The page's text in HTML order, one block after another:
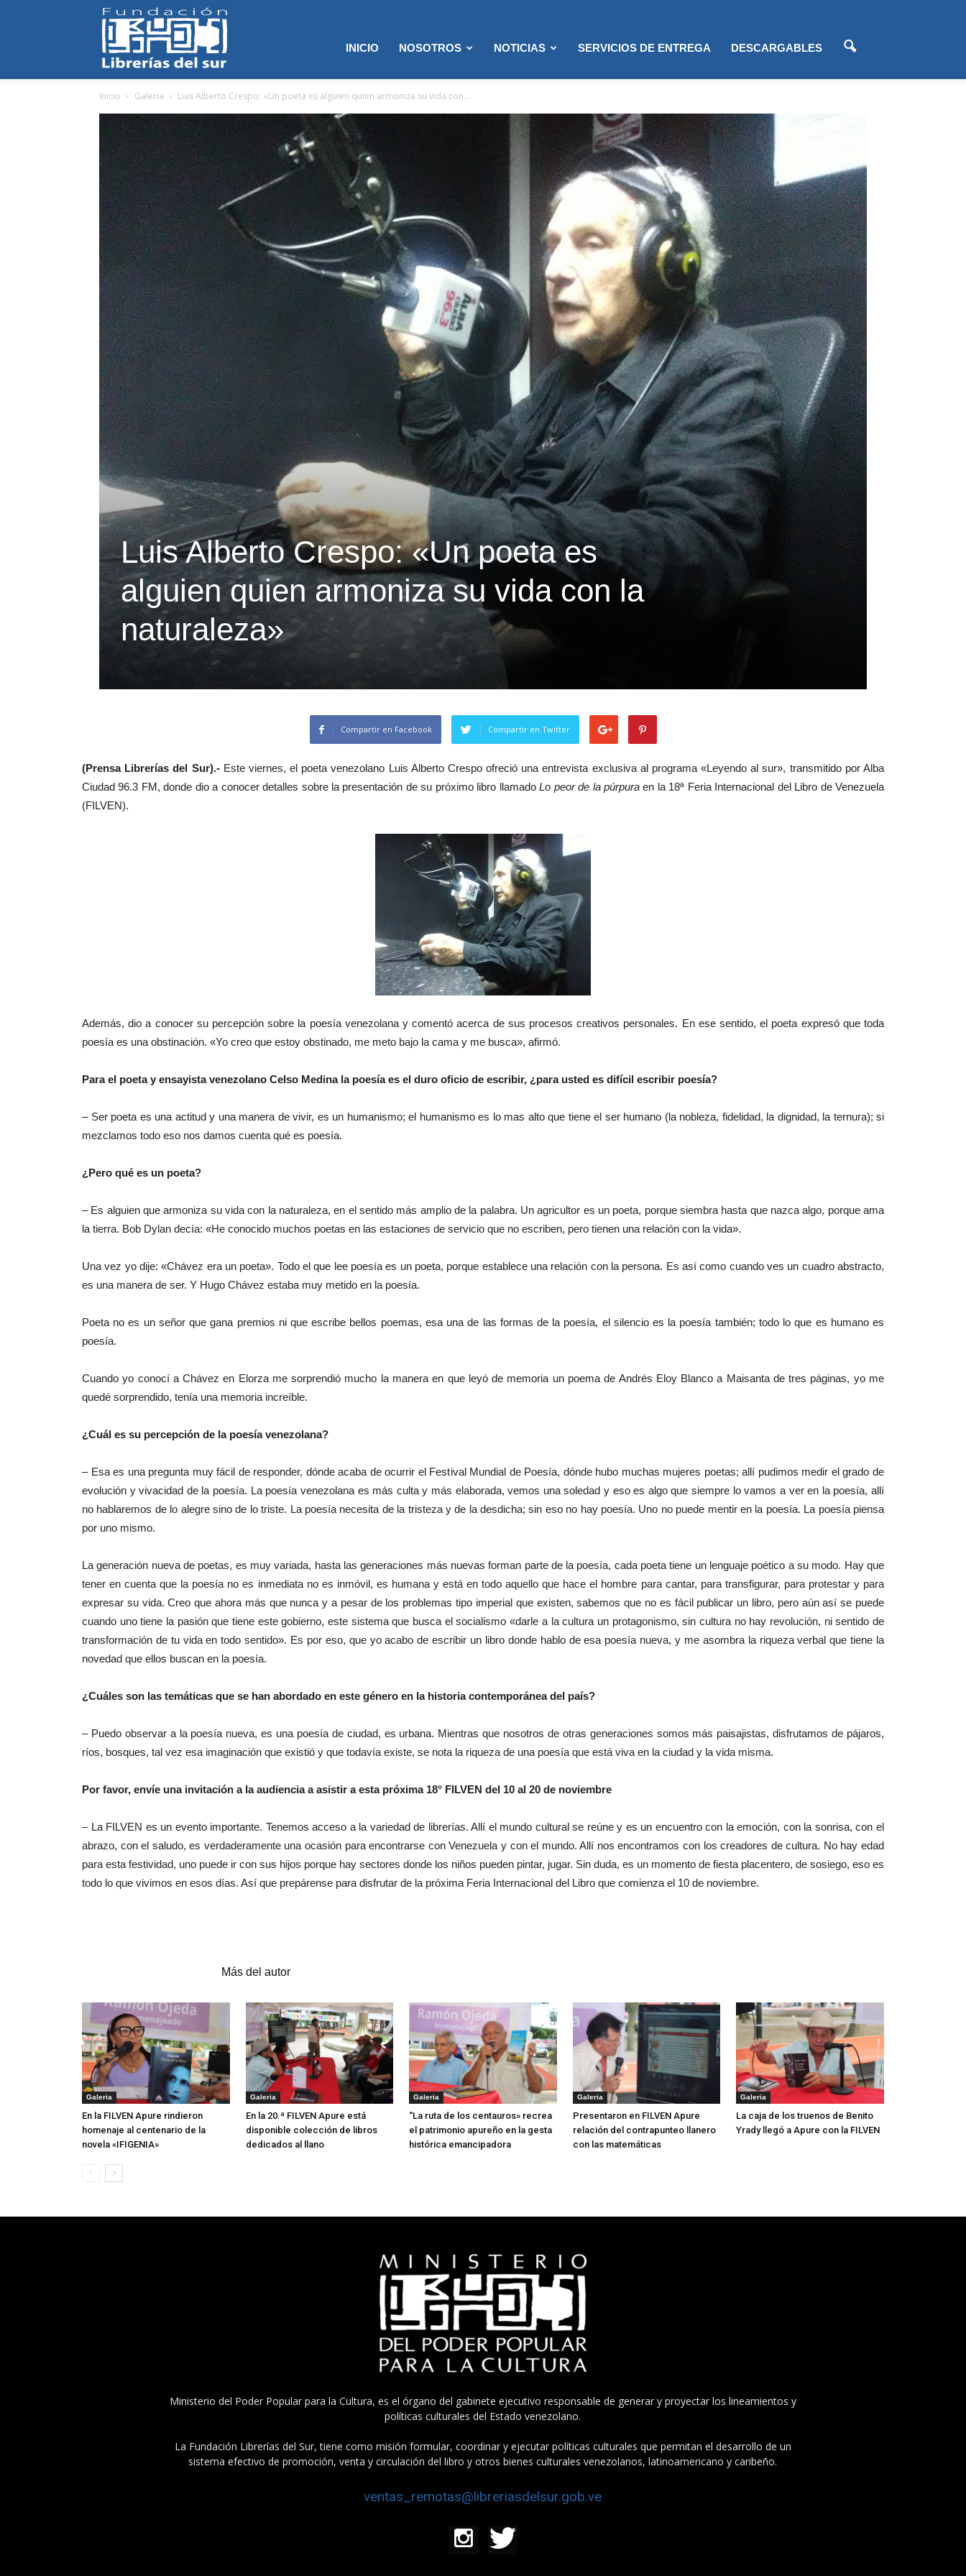
Librerías
del
Sur
INICIO NOSOTROS NOTICIAS SERVICIOS DE ENTREGA DESCARGABLES
Inicio Galeria Luis Alberto Crespo: «Un poeta es alguien quien armoniza su vida con...
Luis Alberto Crespo: «Un poeta es
alguien quien armoniza su vida con la
naturaleza»
Compartir en Facebook Compartir en Twitter
(Prensa Librerías del Sur).- Este viernes, el poeta venezolano Luis Alberto Crespo ofreció una entrevista exclusiva al programa «Leyendo al sur», transmitido por Alba
Ciudad 96.3 FM, donde dio a conocer detalles sobre la presentación de su próximo libro llamadoLo peor de la púrpuraen la 18ª Feria Internacional del Libro de Venezuela
(FILVEN).
Además, dio a conocer su percepción sobre la poesía venezolana y comentó acerca de sus procesos creativos personales. En ese sentido, el poeta expresó que toda
poesía es una obstinación. «Yo creo que estoy obstinado, me meto bajo la cama y me busca», afirmó.
Para el poeta y ensayista venezolano Celso Medina la poesía es el duro oficio de escribir, ¿para usted es difícil escribir poesía?
– Ser poeta es una actitud y una manera de vivir, es un humanismo; el humanismo es lo mas alto que tiene el ser humano (la nobleza, fidelidad, la dignidad, la ternura); si
mezclamos todo eso nos damos cuenta qué es poesía.
¿Pero qué es un poeta?
– Es alguien que armoniza su vida con la naturaleza, en el sentido más amplio de la palabra. Un agricultor es un poeta, porque siembra hasta que nazca algo, porque ama
la tierra. Bob Dylan decía: «He conocido muchos poetas en las estaciones de servicio que no escriben, pero tienen una relación con la vida».
Una vez yo dije: «Chávez era un poeta». Todo el que lee poesía es un poeta, porque establece una relación con la persona. Es así como cuando ves un cuadro abstracto,
es una manera de ser. Y Hugo Chávez estaba muy metido en la poesía.
Poeta no es un señor que gana premios ni que escribe bellos poemas, esa una de las formas de la poesía, el silencio es la poesía también; todo lo que es humano es
poesía.
Cuando yo conocí a Chávez en Elorza me sorprendió mucho la manera en que leyó de memoria un poema de Andrés Eloy Blanco a Maisanta de tres páginas, yo me
quedé sorprendido, tenía una memoria increíble.
¿Cuál es su percepción de la poesía venezolana?
– Esa es una pregunta muy fácil de responder, dónde acaba de ocurrir el Festival Mundial de Poesía, dónde hubo muchas mujeres poetas; allí pudimos medir el grado de
evolución y vivacidad de la poesía. La poesía venezolana es más culta y más elaborada, vemos una soledad y eso es algo que siempre lo vamos a ver en la poesía, allí
no hablaremos de lo alegre sino de lo triste. La poesía necesita de la tristeza y de la desdicha; sin eso no hay poesía. Uno no puede mentir en la poesía. La poesía piensa
por uno mismo.
La generación nueva de poetas, es muy variada, hasta las generaciones más nuevas forman parte de la poesía, cada poeta tiene un lenguaje poético a su modo. Hay que
tener en cuenta que la poesía no es inmediata no es inmóvil, es humana y está en todo aquello que hace el hombre para cantar, para transfigurar, para protestar y para
expresar su vida. Creo que ahora más que nunca y a pesar de los problemas tipo imperial que existen, sabemos que no es fácil publicar un libro, pero aún así se puede
cuando uno tiene la pasión que tiene este gobierno, este sistema que busca el socialismo «darle a la cultura un protagonismo, sin cultura no hay revolución, ni sentido de
transformación de tu vida en todo sentido». Es por eso, que yo acabo de escribir un libro donde hablo de esa poesía nueva, y me asombra la riqueza verbal que tiene la
novedad que ellos buscan en la poesía.
¿Cuáles son las temáticas que se han abordado en este género en la historia contemporánea del país?
– Puedo observar a la poesía nueva, es una poesía de ciudad, es urbana. Mientras que nosotros de otras generaciones somos más paisajistas, disfrutamos de pájaros,
ríos, bosques, tal vez esa imaginación que existió y que todavía existe, se nota la riqueza de una poesía que está viva en la ciudad y la vida misma.
Por favor, envíe una invitación a la audiencia a asistir a esta próxima 18° FILVEN del 10 al 20 de noviembre
– La FILVEN es un evento importante. Tenemos acceso a la variedad de librerías. Allí el mundo cultural se reúne y es un encuentro con la emoción, con la sonrisa, con el
abrazo, con el saludo, es verdaderamente una ocasión para encontrarse con Venezuela y con el mundo. Allí nos encontramos con los creadores de cultura. No hay edad
para esta festividad, uno puede ir con sus hijos porque hay sectores donde los niños pueden pintar, jugar. Sin duda, es un momento de fiesta placentero, de sosiego, eso es
todo lo que vivimos en esos días. Así que prepárense para disfrutar de la próxima Feria Internacional del Libro que comienza el 10 de noviembre.
Más del autor
Galeria
En la FILVEN Apure rindieron
homenaje al centenario de la
novela «IFIGENIA»
Galeria
En la 20.ª FILVEN Apure está
disponible colección de libros
dedicados al llano
Galeria
“La ruta de los centauros» recrea
el patrimonio apureño en la gesta
histórica emancipadora
Galeria
Presentaron en FILVEN Apure
relación del contrapunteo llanero
con las matemáticas
Galeria
La caja de los truenos de Benito
Yrady llegó a Apure con la FILVEN
Ministerio del Poder Popular para la Cultura, es el órgano del gabinete ejecutivo responsable de generar y proyectar los lineamientos y
políticas culturales del Estado venezolano.
La Fundación Librerías del Sur, tiene como misión formular, coordinar y ejecutar políticas culturales que permitan el desarrollo de un
sistema efectivo de promoción, venta y circulación del libro y otros bienes culturales venezolanos, latinoamericano y caribeño.
ventas_remotas@libreriasdelsur.gob.ve